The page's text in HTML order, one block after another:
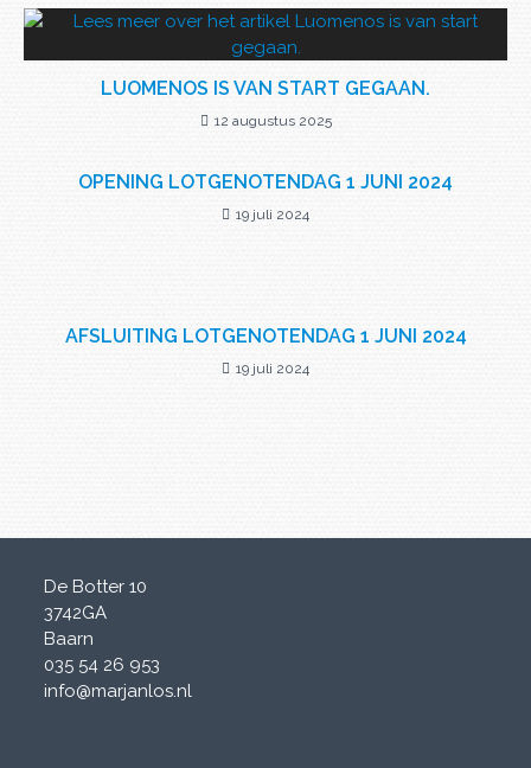
LUOMENOS IS VAN START GEGAAN.
12 augustus 2025
OPENING LOTGENOTENDAG 1 JUNI 2024
19 juli 2024
AFSLUITING LOTGENOTENDAG 1 JUNI 2024
19 juli 2024
De Botter 10
3742GA
Baarn
035 54 26 953
info@marjanlos.nl